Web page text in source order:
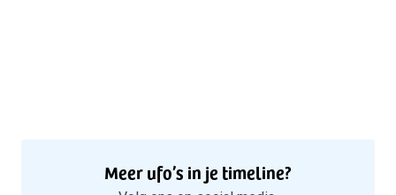
Meer ufo’s in je timeline?